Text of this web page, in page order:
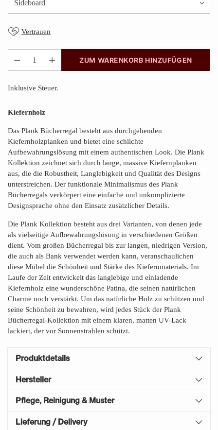
Vertrauen
Anzahl
ZUM WARENKORB HINZUFÜGEN
Inklusive Steuer.
Kiefernholz
Das Plank Bücherregal besteht aus durchgehenden
Kiefernholzplanken und bietet eine schlichte
Aufbewahrungslösung mit einem authentischen Look. Die Plank
Kollektion zeichnet sich durch lange, massive Kiefernplanken
aus, die die Robustheit, Langlebigkeit und Qualität des Designs
unterstreichen. Der funktionale Minimalismus des Plank
Bücherregals verkörpert eine einfache und unkomplizierte
Designsprache ohne den Einsatz zusätzlicher Details.
Die Plank Kollektion besteht aus drei Varianten, von denen jede
als vielseitige Aufbewahrungslösung in verschiedenen Größen
dient. Vom großen Bücherregal bis zur langen, niedrigen Version,
die auch als Bank verwendet werden kann, veranschaulichen
diese Möbel die Schönheit und Stärke des Kiefernmaterials. Im
Laufe der Zeit entwickelt das langlebige und einladende
Kiefernholz eine wunderschöne Patina, die seinen natürlichen
Charme noch verstärkt. Um das natürliche Holz zu schützen und
seine Schönheit zu bewahren, wird jedes Stück der Plank
Bücherregal-Kollektion mit einem klaren, matten UV-Lack
lackiert, der vor Sonnenstrahlen schützt.
Produktdetails
Hersteller
Pflege, Reinigung & Muster
Lieferung / Delivery